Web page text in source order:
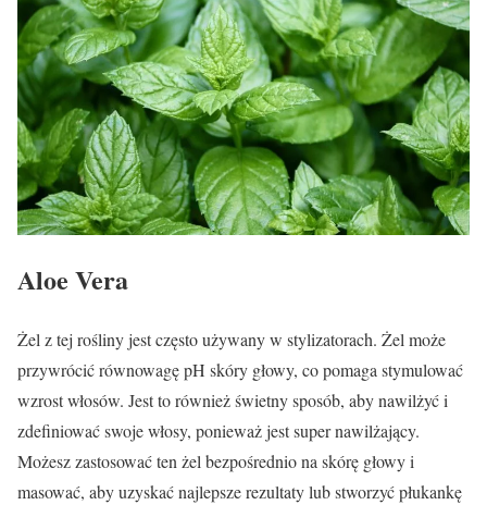
Aloe Vera
Żel z tej rośliny jest często używany w stylizatorach. Żel może
przywrócić równowagę pH skóry głowy, co pomaga stymulować
wzrost włosów. Jest to również świetny sposób, aby nawilżyć i
zdefiniować swoje włosy, ponieważ jest super nawilżający.
Możesz zastosować ten żel bezpośrednio na skórę głowy i
masować, aby uzyskać najlepsze rezultaty lub stworzyć płukankę